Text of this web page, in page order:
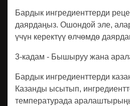
Бардык ингредиенттерди
даярдаңыз. Ошондой эле,
үчүн керектүү өлчөмдө
3-кадам - ​​Бышыруу жана
Бардык ингредиенттерди
Казанды ысытып,
температурада